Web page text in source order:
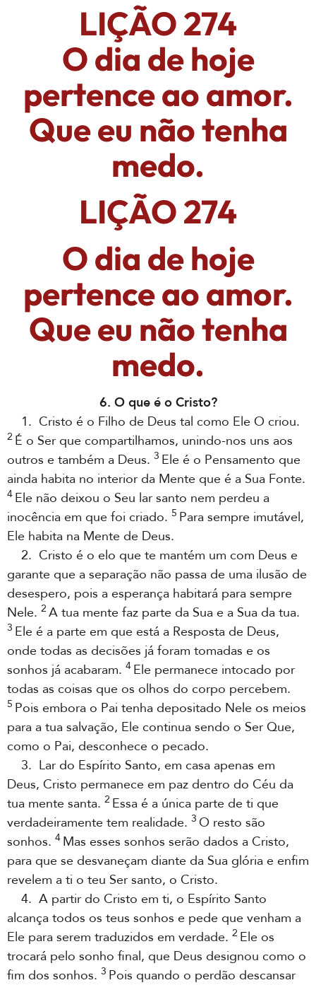
LIÇÃO 274
O dia de hoje
pertence ao amor.
Que eu não tenha
medo.
LIÇÃO 274
O dia de hoje
pertence ao amor.
Que eu não tenha
medo.
6. O que é o Cristo?
1. Cristo é o Filho de Deus tal como Ele O criou.
2 É o Ser que compartilhamos, unindo-nos uns aos
outros e também a Deus. 3 Ele é o Pensamento que
ainda habita no interior da Mente que é a Sua Fonte.
4 Ele não deixou o Seu lar santo nem perdeu a
inocência em que foi criado. 5 Para sempre imutável,
Ele habita na Mente de Deus.
2. Cristo é o elo que te mantém um com Deus e
garante que a separação não passa de uma ilusão de
desespero, pois a esperança habitará para sempre
Nele. 2 A tua mente faz parte da Sua e a Sua da tua.
3 Ele é a parte em que está a Resposta de Deus,
onde todas as decisões já foram tomadas e os
sonhos já acabaram. 4 Ele permanece intocado por
todas as coisas que os olhos do corpo percebem.
5 Pois embora o Pai tenha depositado Nele os meios
para a tua salvação, Ele continua sendo o Ser Que,
como o Pai, desconhece o pecado.
3. Lar do Espírito Santo, em casa apenas em
Deus, Cristo permanece em paz dentro do Céu da
tua mente santa. 2 Essa é a única parte de ti que
verdadeiramente tem realidade. 3 O resto são
sonhos. 4 Mas esses sonhos serão dados a Cristo,
para que se desvaneçam diante da Sua glória e enfim
revelem a ti o teu Ser santo, o Cristo.
4. A partir do Cristo em ti, o Espírito Santo
alcança todos os teus sonhos e pede que venham a
Ele para serem traduzidos em verdade. 2 Ele os
trocará pelo sonho final, que Deus designou como o
fim dos sonhos. 3 Pois quando o perdão descansar